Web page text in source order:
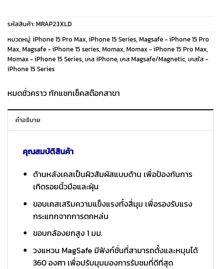
price
was:
990 ฿.
price
is:
190 ฿.
รหัสสินค้า:MRAP23XLD
หมวดหมู่:iPhone 15 Pro Max, iPhone 15 Series, Magsafe - iPhone 15 Pro
Max, Magsafe - iPhone 15 series, Momax, Momax - iPhone 15 Pro Max,
Momax - iPhone 15 Series, เคส iPhone, เคส Magsafe/Magnetic, เคสใส -
iPhone 15 Series
หมดชั่วคราว ทักแชทเช็คสต๊อกสาขา
คำอธิบาย
คุณสมบัติสินค้า
ด้านหลังเคสเป็นผิวสัมผัสแบบด้าน เพื่อป้องกันการ
เกิดรอยนิ้วมือและฝุ่น
ขอบเคสเสริมความแข็งแรงทั้งสี่มุม เพื่อรองรับแรง
กระแทกจากการตกหล่น
ขอบกล้องยกสูง 1 มม.
วงแหวน MagSafe มีฟังก์ชั่นที่สามารถตั้งและหมุนได้
360 องศา เพื่อปรับมุมมองการรับชมที่ดีที่สุด